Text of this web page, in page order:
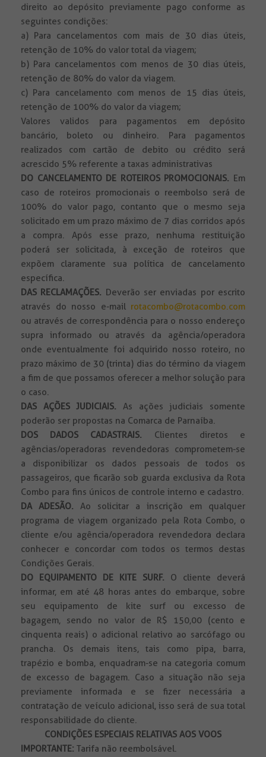
direito ao depósito previamente pago conforme as
seguintes condições:
a) Para cancelamentos com mais de 30 dias úteis,
retenção de 10% do valor total da viagem;
b) Para cancelamentos com menos de 30 dias úteis,
retenção de 80% do valor da viagem.
c) Para cancelamento com menos de 15 dias úteis,
retenção de 100% do valor da viagem;
Valores validos para pagamentos em depósito
bancário, boleto ou dinheiro. Para pagamentos
realizados com cartão de debito ou crédito será
acrescido 5% referente a taxas administrativas
DO CANCELAMENTO DE ROTEIROS PROMOCIONAIS. Em
caso de roteiros promocionais o reembolso será de
100% do valor pago, contanto que o mesmo seja
solicitado em um prazo máximo de 7 dias corridos após
a compra. Após esse prazo, nenhuma restituição
poderá ser solicitada, à exceção de roteiros que
expõem claramente sua política de cancelamento
específica.
DAS RECLAMAÇÕES. Deverão ser enviadas por escrito
através do nosso e-mail rotacombo@rotacombo.com
ou através de correspondência para o nosso endereço
supra informado ou através da agência/operadora
onde eventualmente foi adquirido nosso roteiro, no
prazo máximo de 30 (trinta) dias do término da viagem
a fim de que possamos oferecer a melhor solução para
o caso.
DAS AÇÕES JUDICIAIS. As ações judiciais somente
poderão ser propostas na Comarca de Parnaíba.
DOS DADOS CADASTRAIS. Clientes diretos e
agências/operadoras revendedoras comprometem-se
a disponibilizar os dados pessoais de todos os
passageiros, que ficarão sob guarda exclusiva da Rota
Combo para fins únicos de controle interno e cadastro.
DA ADESÃO. Ao solicitar a inscrição em qualquer
programa de viagem organizado pela Rota Combo, o
cliente e/ou agência/operadora revendedora declara
conhecer e concordar com todos os termos destas
Condições Gerais.
DO EQUIPAMENTO DE KITE SURF. O cliente deverá
informar, em até 48 horas antes do embarque, sobre
seu equipamento de kite surf ou excesso de
bagagem, sendo no valor de R$ 150,00 (cento e
cinquenta reais) o adicional relativo ao sarcófago ou
prancha. Os demais itens, tais como pipa, barra,
trapézio e bomba, enquadram-se na categoria comum
de excesso de bagagem. Caso a situação não seja
previamente informada e se fizer necessária a
contratação de veículo adicional, isso será de sua total
responsabilidade do cliente.
CONDIÇÕES ESPECIAIS RELATIVAS AOS VOOS
IMPORTANTE: Tarifa não reembolsável.